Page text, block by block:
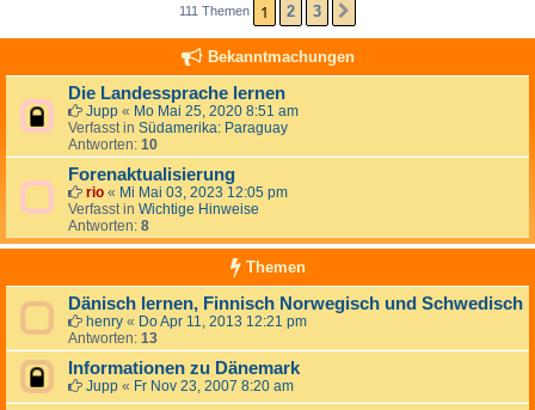
111 Themen 1 2 3
Bekanntmachungen
Die Landessprache lernen
Jupp « Mo Mai 25, 2020 8:51 am
Verfasst in Südamerika: Paraguay
Antworten: 10
Forenaktualisierung
rio « Mi Mai 03, 2023 12:05 pm
Verfasst in Wichtige Hinweise
Antworten: 8
Themen
Dänisch lernen, Finnisch Norwegisch und Schwedisch
henry « Do Apr 11, 2013 12:21 pm
Antworten: 13
Informationen zu Dänemark
Jupp « Fr Nov 23, 2007 8:20 am